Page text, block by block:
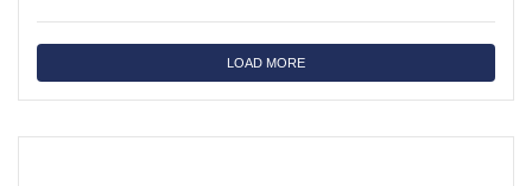
LOAD MORE